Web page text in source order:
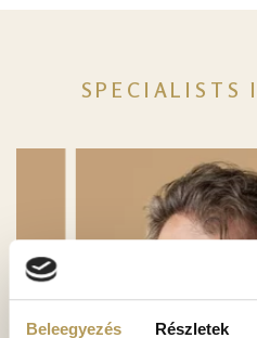
Beleegyezés Részletek
SPECIALISTS